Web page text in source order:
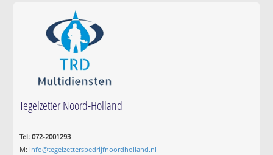
Tegelzetter Noord-Holland
Tel: 072-2001293
M: info@tegelzettersbedrijfnoordholland.nl